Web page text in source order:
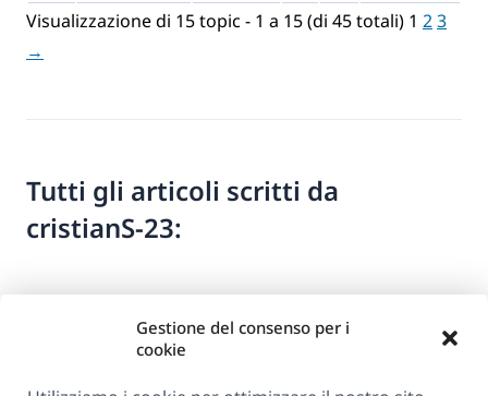
Gestione del consenso per i
cookie
Visualizzazione di 15 topic - 1 a 15 (di 45 totali) 1 23
→
Tutti gli articoli scritti da
cristianS-23: